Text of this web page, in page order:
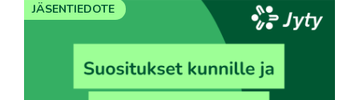
JÄSENTIEDOTE